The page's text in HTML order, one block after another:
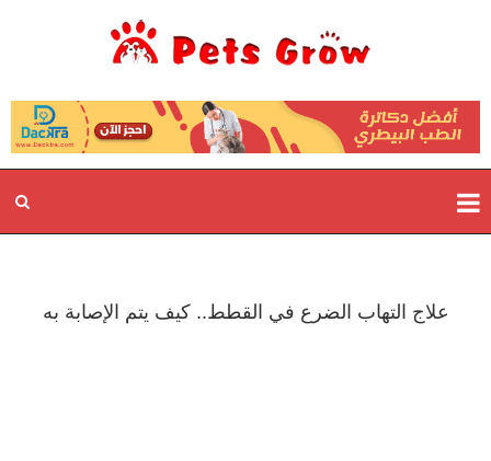
علاج التهاب الضرع في القطط.. كيف يتم الإصابة به